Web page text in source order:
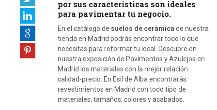
por sus características son ideales
para pavimentar tu negocio.
En el catálogo de suelos de cerámica de nuestra
tienda en Madrid podrás encontrar todo lo que
necesitas para reformar tu local. Descubre en
nuestra exposición de Pavimentos y Azulejos en
Madrid los materiales con la mejor relación
calidad-precio. En Esil de Alba encontrarás
revestimientos en Madrid con todo tipo de
materiales, tamaños, colores y acabados.